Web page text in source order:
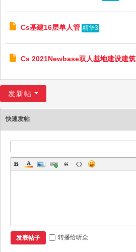
Cs基建16层单人管 精华3
Cs 2021Newbase双人基地建设建筑
发新帖
快速发帖
发表帖子 转播给听众